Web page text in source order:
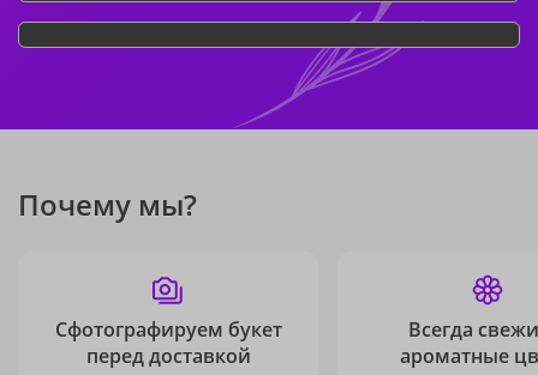
Почему мы?
Сфотографируем букет
перед доставкой
Всегда
ароматные